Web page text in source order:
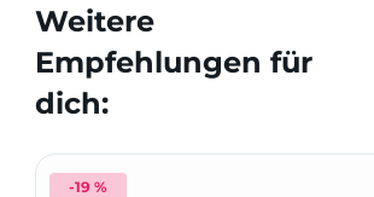
Weitere
Empfehlungen für
dich:
-19 %